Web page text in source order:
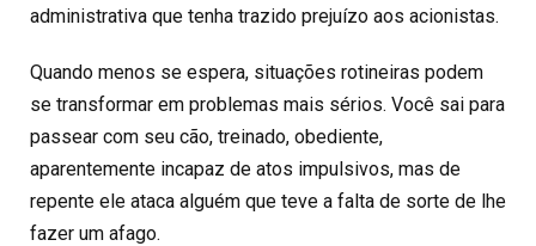
administrativa que tenha trazido prejuízo aos acionistas.
Quando menos se espera, situações rotineiras podem
se transformar em problemas mais sérios. Você sai para
passear com seu cão, treinado, obediente,
aparentemente incapaz de atos impulsivos, mas de
repente ele ataca alguém que teve a falta de sorte de lhe
fazer um afago.